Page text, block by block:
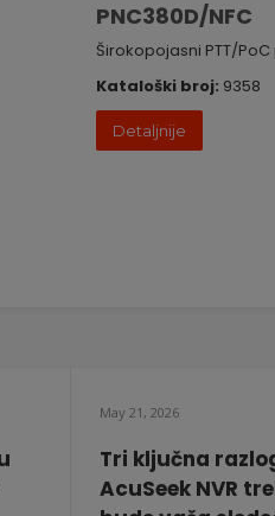
PNC380D/NFC
Širokopojasni PTT/
Kataloški broj: 9358
Detaljnije
May 21, 2026
Tri ključna
AcuSeek NVR